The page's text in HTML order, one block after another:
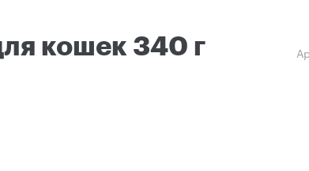
кошек 340 г